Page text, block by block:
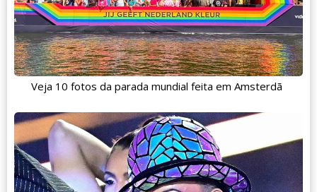
Veja 10 fotos da parada mundial feita em Amsterdã